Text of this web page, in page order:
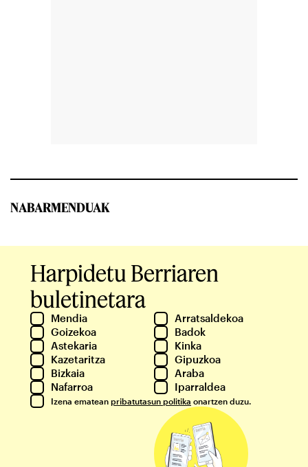
NABARMENDUAK
Harpidetu Berriaren
buletinetara
Mendia
Arratsaldekoa
Goizekoa
Badok
Astekaria
Kinka
Kazetaritza
Gipuzkoa
Bizkaia
Araba
Nafarroa
Iparraldea
Izena ematean pribatutasun politika onartzen duzu.